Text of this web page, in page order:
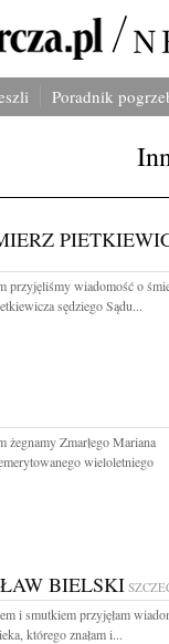
Poradnik
przyjęliśmy wiadomość o
sędziego Sądu...
żegnamy Zmarłego Mariana
wieloletniego
BIELSKI
i smutkiem przyjęłam
którego znałam i...